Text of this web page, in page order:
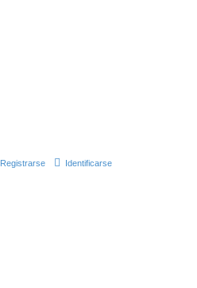
Identificarse
Registrarse